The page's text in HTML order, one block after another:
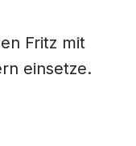
Fritz mit
einsetze.